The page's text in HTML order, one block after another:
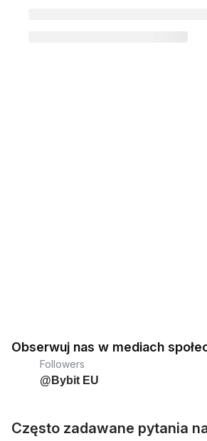
Obserwuj nas w mediach
Followers
@Bybit EU
Często zadawane pytania